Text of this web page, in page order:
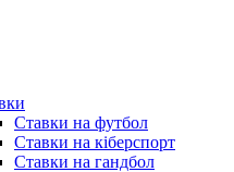
Ставки на футбол
Ставки на кіберспорт
Ставки на гандбол